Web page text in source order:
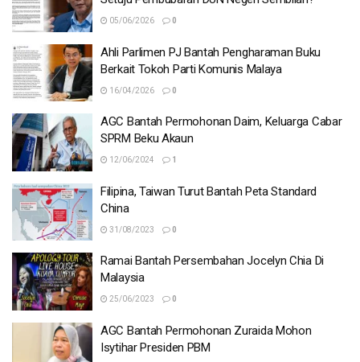
05/06/2026 0
Ahli Parlimen PJ Bantah Pengharaman Buku
Berkait Tokoh Parti Komunis Malaya
16/04/2026 0
AGC Bantah Permohonan Daim, Keluarga Cabar
SPRM Beku Akaun
12/06/2024 1
Filipina, Taiwan Turut Bantah Peta Standard
China
31/08/2023 0
Ramai Bantah Persembahan Jocelyn Chia Di
Malaysia
25/06/2023 0
AGC Bantah Permohonan Zuraida Mohon
Isytihar Presiden PBM